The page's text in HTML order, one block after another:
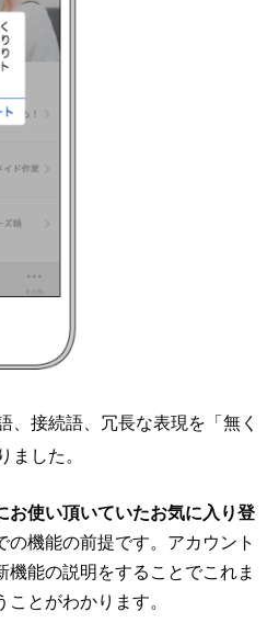
、接続語、冗長な表現を「無く
した。
お使い頂いていたお気に入り登
機能の前提です。アカウント
能の説明をすることでこれま
とがわかります。